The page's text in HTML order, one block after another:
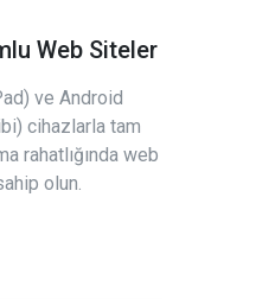
Web Siteler
ve Android
cihazlarla tam
rahatlığında web
olun.